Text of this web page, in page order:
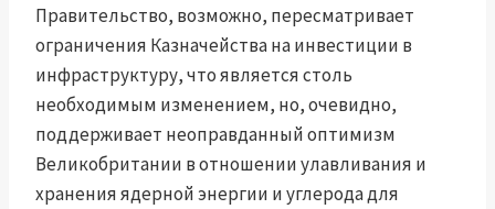
Правительство, возможно, пересматривает
ограничения Казначейства на инвестиции в
инфраструктуру, что является столь
необходимым изменением, но, очевидно,
поддерживает неоправданный оптимизм
Великобритании в отношении улавливания и
хранения ядерной энергии и углерода для